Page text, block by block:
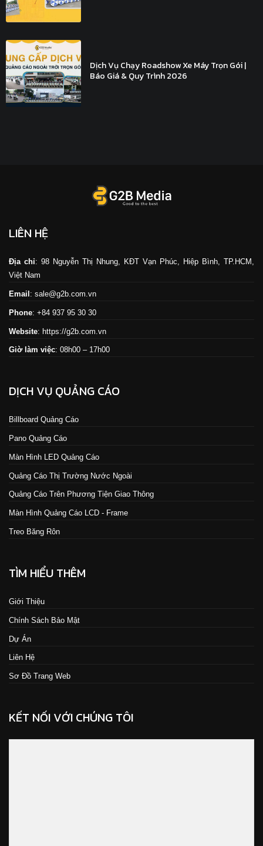
Dịch Vụ Chạy Roadshow Xe Máy Trọn Gói |
Báo Giá & Quy Trình 2026
LIÊN HỆ
Địa chỉ: 98 Nguyễn Thị Nhung, KĐT Vạn Phúc, Hiệp Bình, TP.HCM,
Việt Nam
Email : sale@g2b.com.vn
Phone: +84 937 95 30 30
Website: https://g2b.com.vn
Giờ làm việc: 08h00 – 17h00
DỊCH VỤ QUẢNG CÁO
Billboard Quảng Cáo
Pano Quảng Cáo
Màn Hình LED Quảng Cáo
Quảng Cáo Thị Trường Nước Ngoài
Quảng Cáo Trên Phương Tiện Giao Thông
Màn Hình Quảng Cáo LCD - Frame
Treo Băng Rôn
TÌM HIỂU THÊM
Giới Thiệu
Chính Sách Bảo Mật
Dự Án
Liên Hệ
Sơ Đồ Trang Web
KẾT NỐI VỚI CHÚNG TÔI